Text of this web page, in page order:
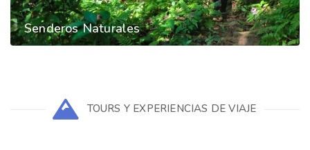
Senderos Naturales
TOURS Y EXPERIENCIAS DE VIAJE